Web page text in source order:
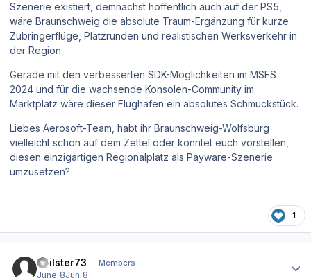
Szenerie existiert, demnächst hoffentlich auch auf der PS5,
wäre Braunschweig die absolute Traum-Ergänzung für kurze
Zubringerflüge, Platzrunden und realistischen Werksverkehr in
der Region.
Gerade mit den verbesserten SDK-Möglichkeiten im MSFS
2024 und für die wachsende Konsolen-Community im
Marktplatz wäre dieser Flughafen ein absolutes Schmuckstück.
Liebes Aerosoft-Team, habt ihr Braunschweig-Wolfsburg
vielleicht schon auf dem Zettel oder könntet euch vorstellen,
diesen einzigartigen Regionalplatz als Payware-Szenerie
umzusetzen?
1
Philster73 Members
June 8Jun 8